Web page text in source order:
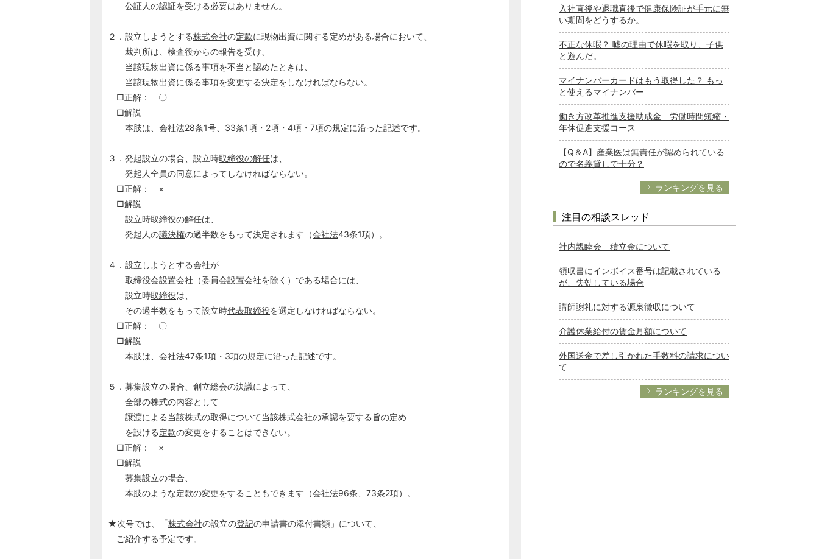
公証人の認証を受ける必要はありません。
２．設立しようとする株式会社の定款に現物出資に関する定めがある場合において、
裁判所は、検査役からの報告を受け、
当該現物出資に係る事項を不当と認めたときは、
当該現物出資に係る事項を変更する決定をしなければならない。
□正解： 〇
□解説
本肢は、 会社法28条1号、33条1項・2項・4項・7項の規定に沿った記述です。
３．発起設立の場合、設立時取締役の解任は、
発起人全員の同意によってしなければならない。
□正解： ×
□解説
設立時取締役の解任は、
発起人の議決権の過半数をもって決定されます（会社法43条1項）。
４．設立しようとする会社が
取締役会設置会社 （委員会設置会社を除く）である場合には、
設立時取締役は、
その過半数をもって設立時代表取締役を選定しなければならない。
□正解： 〇
□解説
本肢は、 会社法47条1項・3項の規定に沿った記述です。
５．募集設立の場合、創立総会の決議によって、
全部の株式の内容として
譲渡による当該株式の取得について当該株式会社の承認を要する旨の定め
を設ける定款の変更をすることはできない。
□正解： ×
□解説
募集設立の場合、
本肢のような定款の変更をすることもできます（会社法96条、73条2項）。
★次号では、「株式会社の設立の登記の申請書の添付書類」について、
ご紹介する予定です。
入社直後や退職直後で健康保険証が手元に無
い期間をどうするか。
不正な休暇？ 嘘の理由で休暇を取り、子供
と遊んだ。
マイナンバーカードはもう取得した？ もっ
と使えるマイナンバー
働き方改革推進支援助成金 労働時間短縮・
年休促進支援コース
【Q＆A】産業医は無責任が認められている
ので名義貸しで十分？
ランキングを見る
注目の相談スレッド
社内親睦会 積立金について
領収書にインボイス番号は記載されている
が、失効している場合
講師謝礼に対する源泉徴収について
介護休業給付の賃金月額について
外国送金で差し引かれた手数料の請求につい
て
ランキングを見る